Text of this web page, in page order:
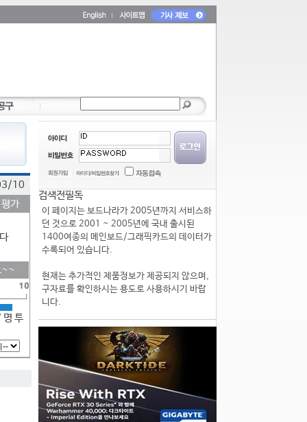
10
가
~~
투
검색전필독
이 페이지는 보드나라가 2005년까지 서비스하
던 것으로 2001 ~ 2005년에 국내 출시된
1400여종의 메인보드/그래픽카드의 데이터가
수록되어 있습니다.
현재는 추가적인 제품정보가 제공되지 않으며,
구자료를 확인하시는 용도로 사용하시기 바랍
니다.